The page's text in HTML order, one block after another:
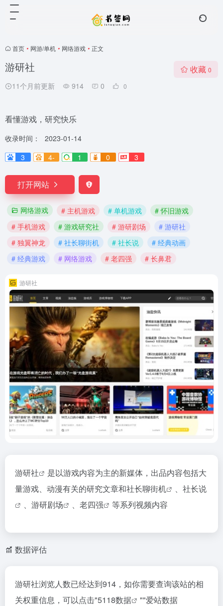
首页 • 网游/单机 • 网络游戏 • 正文
游研社
11个月前更新 914 0 0
收藏 0
看懂游戏，研究快乐
收录时间：
2023-01-14
3
4- 1 0 3
打开网站
网络游戏 # 主机游戏 # 单机游戏
# 怀旧游戏
# 手机游戏
# 游戏研究社 # 游研剧场
# 游研社
# 独翼神龙
# 社长聊街机 # 社长说
# 经典动画
# 经典游戏
# 网络游戏 # 老四强 # 长鼻君
游研社
游研社
是以游戏内容为主的新媒体，出品内容包括大
量游戏、动漫有关的研究文章和社长聊街机 、 社长说
、 游研剧场 、 老四强 等系列视频内容
数据评估
游研社浏览人数已经达到914，如你需要查询该站的相
关权重信息，可以点击"5118数据 ""爱站数据